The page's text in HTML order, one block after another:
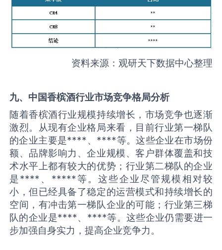
资料来源：观研天下数据中心整理
九、中国香槟酒行业市场竞争格局分析
随着香槟酒行业规模持续增长，市场竞争也逐渐
激烈。从现有企业格局来看，目前行业第一梯队
的企业主要是****、****等。这些企业在市场份
额、品牌影响力、企业规模、客户群体覆盖和技
术水平上都有较大的优势；行业第二梯队的企业
是****、*****等。这些企业尽管规模相对较
小，但已经具备了稳定的运营模式和持续增长的
空间，有冲击第一梯队企业的可能；行业第三梯
队的企业是****、****等。这些企业仍需要进一
步加强自身实力，提高企业竞争力。